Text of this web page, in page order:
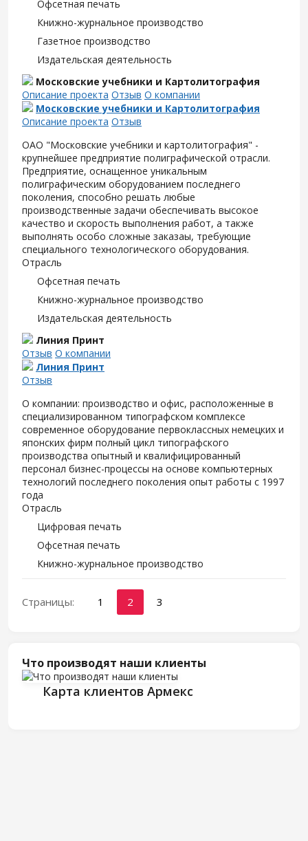
Офсетная печать
Книжно-журнальное производство
Газетное производство
Издательская деятельность
Московские учебники и Картолитография
Описание проекта Отзыв О компании
Московские учебники и Картолитография
Описание проекта Отзыв
ОАО "Московские учебники и картолитография" -
крупнейшее предприятие полиграфической отрасли.
Предприятие, оснащенное уникальным
полиграфическим оборудованием последнего
поколения, способно решать любые
производственные задачи обеспечивать высокое
качество и скорость выполнения работ, а также
выполнять особо сложные заказаы, требующие
специального технологического оборудования.
Отрасль
Офсетная печать
Книжно-журнальное производство
Издательская деятельность
Линия Принт
Отзыв О компании
Линия Принт
Отзыв
О компании: производство и офис, расположенные в
специализированном типографском комплексе
современное оборудование первоклассных немецких и
японских фирм полный цикл типографского
производства опытный и квалифицированный
персонал бизнес-процессы на основе компьютерных
технологий последнего поколения опыт работы с 1997
года
Отрасль
Цифровая печать
Офсетная печать
Книжно-журнальное производство
Страницы: 1 2 3
Что производят наши клиенты
Карта клиентов Армекс